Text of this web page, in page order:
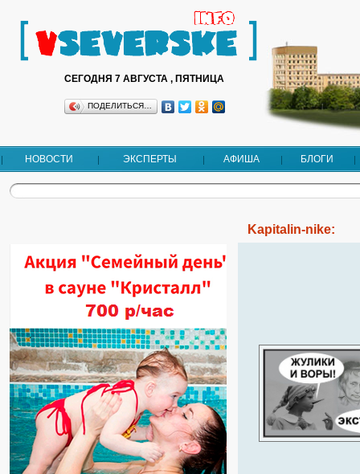
СЕГОДНЯ 7 АВГУСТА , ПЯТНИЦА
ПОДЕЛИТЬСЯ…
НОВОСТИ ЭКСПЕРТЫ АФИША БЛОГИ
Kapitalin-nike: